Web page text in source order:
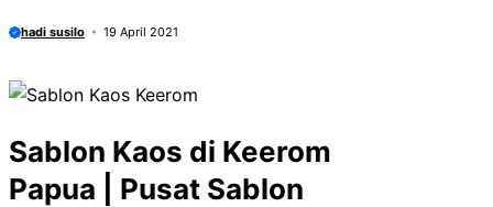
hadi susilo 19 April 2021
Sablon Kaos di Keerom
Papua | Pusat Sablon